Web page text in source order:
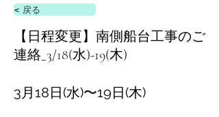
< 戻る
【日程変更】南側船台工事のご
連絡_3/18(水)-19(木)
3月18日(水)〜19日(木)